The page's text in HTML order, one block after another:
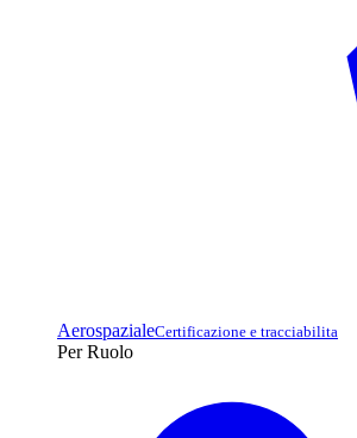
AerospazialeCertificazione e tracciabilita
Per Ruolo